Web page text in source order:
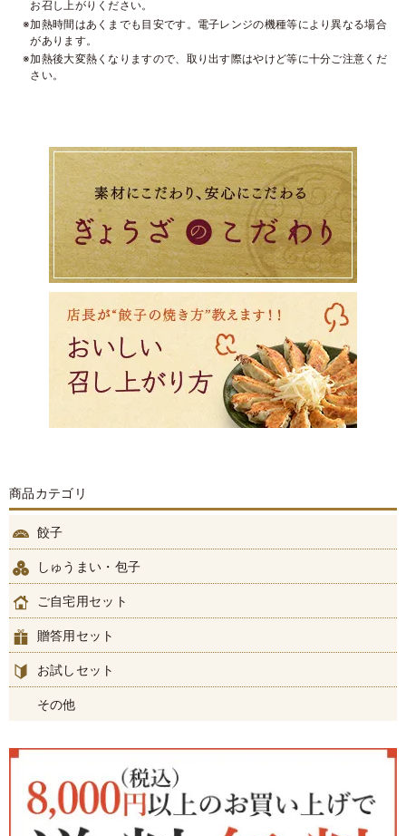
お召し上がりください。
※加熱時間はあくまでも目安です。電子レンジの機種等により異なる場合
があります。
※加熱後大変熱くなりますので、取り出す際はやけど等に十分ご注意くだ
さい。
商品カテゴリ
餃子
しゅうまい・包子
ご自宅用セット
贈答用セット
お試しセット
その他